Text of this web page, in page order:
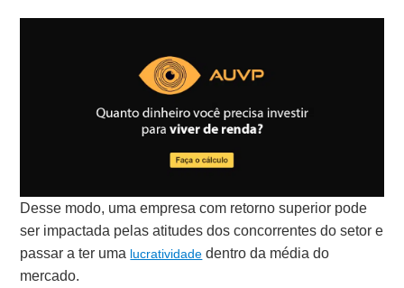
Desse modo, uma empresa com retorno superior pode
ser impactada pelas atitudes dos concorrentes do setor e
passar a ter uma lucratividade dentro da média do
mercado.